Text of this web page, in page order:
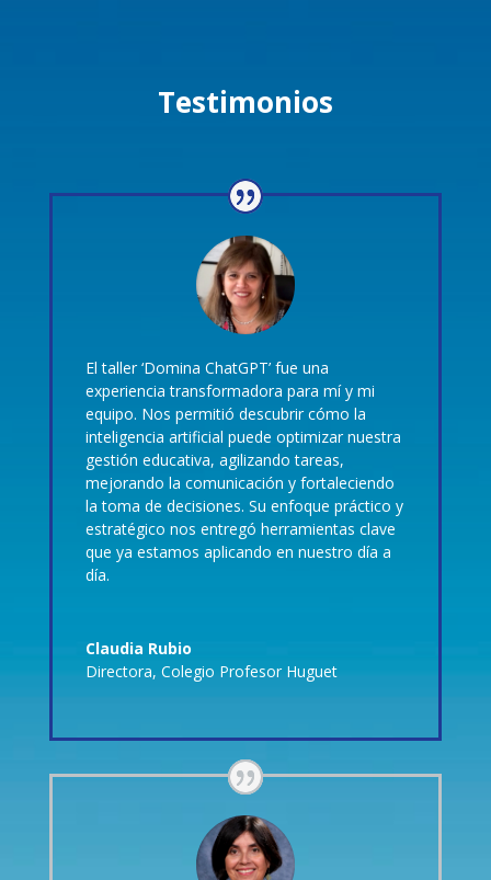
Testimonios
El taller ‘Domina ChatGPT’ fue una
experiencia transformadora para mí y mi
equipo. Nos permitió descubrir cómo la
inteligencia artificial puede optimizar nuestra
gestión educativa, agilizando tareas,
mejorando la comunicación y fortaleciendo
la toma de decisiones. Su enfoque práctico y
estratégico nos entregó herramientas clave
que ya estamos aplicando en nuestro día a
día.
Claudia Rubio
Directora, Colegio Profesor Huguet